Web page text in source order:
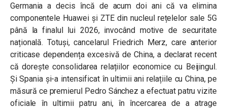
Germania a decis încă de acum doi ani că va elimina
componentele Huawei și ZTE din nucleul rețelelor sale 5G
până la finalul lui 2026, invocând motive de securitate
națională. Totuși, cancelarul Friedrich Merz, care anterior
criticase dependența excesivă de China, a declarat recent
că dorește consolidarea relațiilor economice cu Beijingul.
Și Spania și-a intensificat în ultimii ani relațiile cu China, pe
măsură ce premierul Pedro Sánchez a efectuat patru vizite
oficiale în ultimii patru ani, în încercarea de a atrage